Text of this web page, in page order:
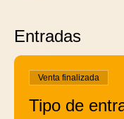
Entradas
Venta finalizada
Tipo de